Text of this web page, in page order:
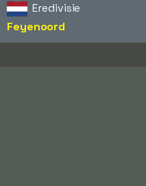
Eredivisie
Feyenoord